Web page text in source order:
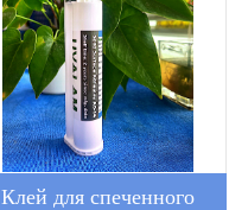
Клей для спеченного